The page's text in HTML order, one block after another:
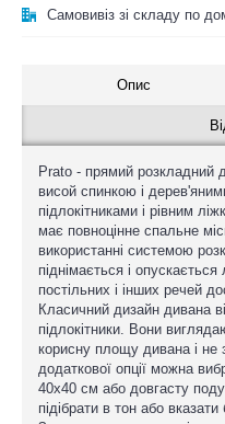
Самовивіз зі складу по
Опис
Prato - прямий розкладний
висой спинкою і
підлокітниками і рівним
має повноцінне спальне
використанні системою
піднімається і
постільних і інших речей
Класичний дизайн дивана
підлокітники. Вони
корисну площу дивана і не
додаткової опції можна
40x40 см або довгасту
підібрати в тон або